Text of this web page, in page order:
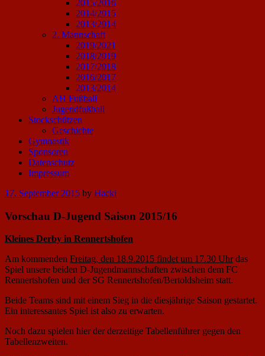
2015/2016
2014/2015
2013/2014
2. Mannschaft
2019/2021
2018/2019
2017/2018
2016/2017
2013/2014
AH Fußball
Jugendfußball
Stockschützen
Geschichte
Gymnastik
Sponsoren
Datenschutz
Impressum
Posted
17. September 2015 by Hacki
Vorschau D-Jugend Saison 2015/16
Kleines Derby in Rennertshofen
Am kommenden Freitag, den 18.9.2015 findet um 17.30 Uhrdas
Spiel unsere beiden D-Jugendmannschaften zwischen dem FC
Rennertshofen und der SG Rennertshofen/Bertoldsheim statt.
Beide Teams sind mit einem Sieg in die diesjährige Saison gestartet.
Ein interessantes Spiel ist also zu erwarten.
Noch dazu spielen hier der derzeitige Tabellenführer gegen den
Tabellenzweiten.